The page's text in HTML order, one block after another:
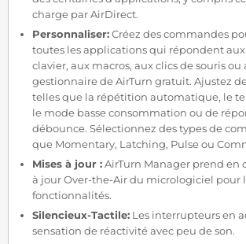
charge par AirDirect.
Personnaliser:Créez des commandes
toutes les applications qui répondent aux
clavier, aux macros, aux clics de souris ou
gestionnaire de AirTurn gratuit. Ajustez
telles que la répétition automatique, le
le mode basse consommation ou de
débounce. Sélectionnez des types de
que Momentary, Latching, Pulse ou
Mises à jour :AirTurn Manager prend en
à jour Over-the-Air du micrologiciel pour
fonctionnalités.
Silencieux-Tactile: Les interrupteurs en
sensation de réactivité avec peu de son.